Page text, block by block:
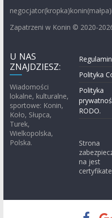
Zapatrzeni w Konin © 2020-
U NAS
ZNAJDZIESZ:
Wiadomości
lokalne, kulturalne,
sportowe: Konin,
Koło, Słupca,
Turek,
Wielkopolska,
Polska.
Polityka
Polityka
RODO.
Strona
na jest